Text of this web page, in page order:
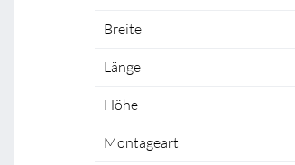
Breite
Länge
Höhe
Montageart